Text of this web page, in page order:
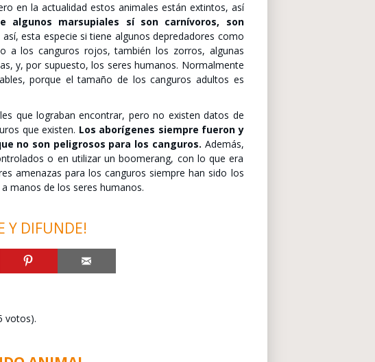
en la actualidad estos animales están extintos, así
algunos marsupiales sí son carnívoros, son
así, esta especie si tiene algunos depredadores como
a los canguros rojos, también los zorros, algunas
y, por supuesto, los seres humanos. Normalmente
porque el tamaño de los canguros adultos es
que lograban encontrar, pero no existen datos de
que existen. Los aborígenes siempre fueron y
no son peligrosos para los canguros. Además,
o en utilizar un boomerang, con lo que era
amenazas para los canguros siempre han sido los
manos de los seres humanos.
Y DIFUNDE!
votos).